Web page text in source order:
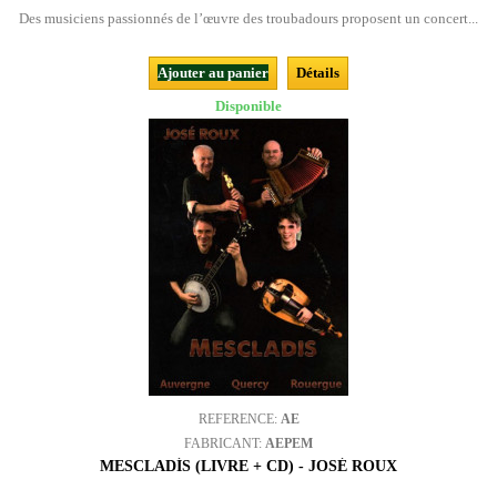
Des musiciens passionnés de l’œuvre des troubadours proposent un concert...
Ajouter au panier
Détails
Disponible
REFERENCE: AE
FABRICANT: AEPEM
MESCLADÍS (LIVRE + CD) - JOSÉ ROUX